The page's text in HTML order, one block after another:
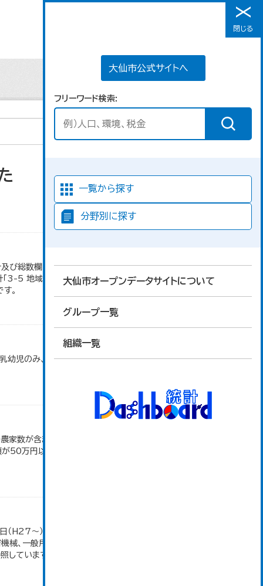
メニュー
大仙市公式サイトへ
フリーワード検索
一覧から探す
分野別に探す
大仙市オープンデータサイトについて
グループ一覧
組織一覧
閉じる
及び総数欄については、1ha未満を四捨五入して
3-5 地域別経営耕地面積」のデータを参照してい
。
幼児のみ、平成20年度から令和元年度までは乳
家数が含まれているため横の計と合致しない。
50万円以上の農家。 平成12・17・22・27年数
（H27～）・平成23年のみ平成24年2月1日現
、一般用機械の分類は廃止。また、衣服は繊維
ています。...